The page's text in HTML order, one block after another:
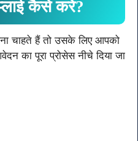
कैसे करें?
चाहते हैं तो उसके लिए आपको
का पूरा प्रोसेस नीचे दिया जा